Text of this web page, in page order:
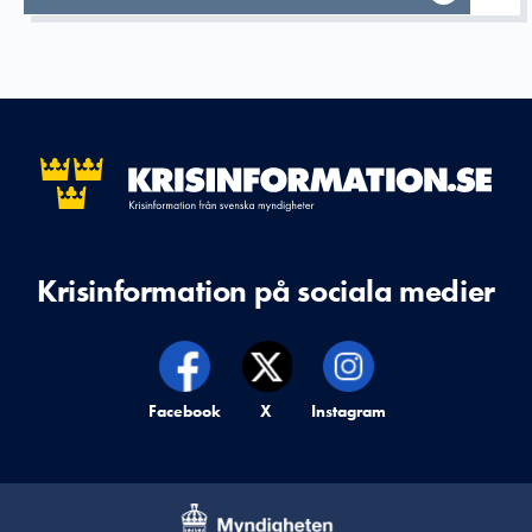
Krisinformation på sociala medier
Krisinformation på,
Facebook Krisinformation på,
X Krisinformation på,
Instagram